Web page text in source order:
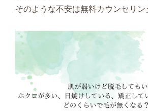
そのような不安は無料カウンセリン